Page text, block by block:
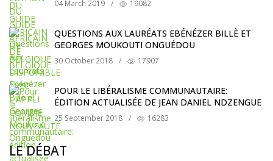
04 March 2019 / 19082
QUESTIONS AUX LAURÉATS EBÉNÉZER BILLÈ ET
GEORGES MOUKOUTI ONGUÉDOU
30 October 2018 / 17907
POUR LE LIBÉRALISME COMMUNAUTAIRE:
ÉDITION ACTUALISÉE DE JEAN DANIEL NDZENGUE
25 September 2018 / 16283
LE DÉBAT